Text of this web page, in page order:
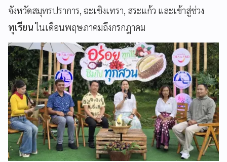
จังหวัดสมุทรปราการ, ฉะเชิงเทรา, สระแก้ว และเข้าสู่ช่วง
ทุเรียนในเดือนพฤษภาคมถึงกรกฎาคม